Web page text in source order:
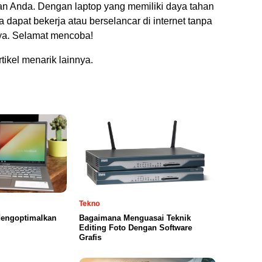
Anda. Dengan laptop yang memiliki daya tahan
dapat bekerja atau berselancar di internet tanpa
Selamat mencoba!
menarik lainnya.
Tekno
Bagaimana Menguasai Teknik
Editing Foto Dengan Software
Grafis